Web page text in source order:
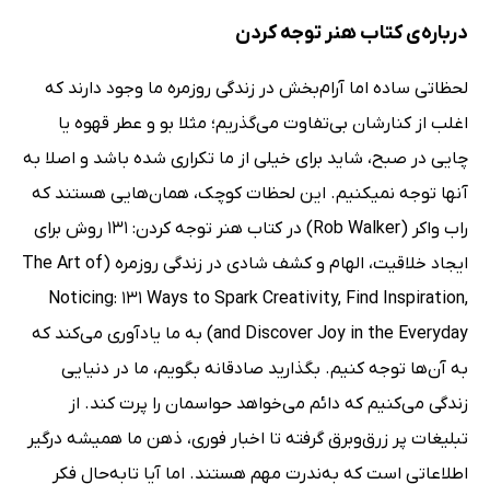
درباره‌ی کتاب هنر توجه کردن
لحظاتی ساده اما آرام‌بخش در زندگی روزمره ما وجود دارند که
اغلب از کنارشان بی‌تفاوت می‌گذریم؛ مثلا بو و عطر قهوه یا
چایی در صبح، شاید برای خیلی از ما تکراری شده باشد و اصلا به
آنها توجه نمیکنیم. این لحظات کوچک، همان‌هایی هستند که
راب واکر (Rob Walker) در کتاب هنر توجه کردن: 131 روش برای
ایجاد خلاقیت، الهام و کشف شادی در زندگی روزمره (The Art of
Noticing: 131 Ways to Spark Creativity, Find Inspiration,
and Discover Joy in the Everyday) به ما یادآوری می‌کند که
به آن‌ها توجه کنیم. بگذارید صادقانه بگویم، ما در دنیایی
زندگی می‌کنیم که دائم می‌خواهد حواسمان را پرت کند. از
تبلیغات پر زرق‌وبرق گرفته تا اخبار فوری، ذهن ما همیشه درگیر
اطلاعاتی است که به‌ندرت مهم هستند. اما آیا تابه‌حال فکر